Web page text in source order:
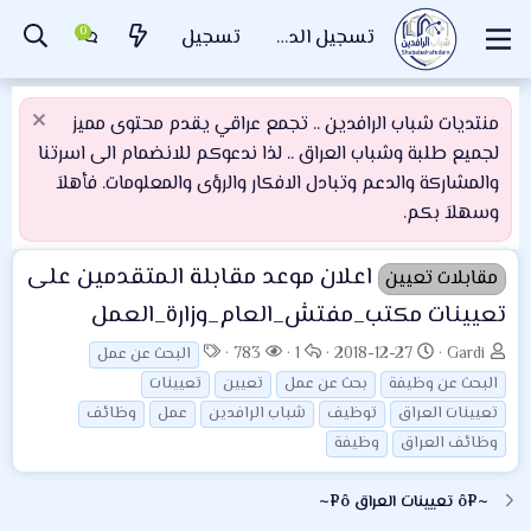
تسجيل الدخول تسجيل
منتديات شباب الرافدين .. تجمع عراقي يقدم محتوى مميز
لجميع طلبة وشباب العراق .. لذا ندعوكم للانضمام الى اسرتنا
والمشاركة والدعم وتبادل الافكار والرؤى والمعلومات. فأهلاَ
وسهلاَ بكم.
مقابلات تعيين اعلان موعد مقابلة المتقدمين على
تعيينات مكتب_مفتش_العام_وزارة_العمل
ب
ا
د
ئ
ا
م
Gardi
ت
ا
ر
ي
خ
ل
2018-12-27
ا
ل
ر
د
1
ا
ل
م
ش
783
ا
ل
و
س
البحث عن عمل
البحث عن وظيفة
بحث عن عمل تعيين
تعيينات
تعيينات العراق
توظيف شباب الرافدين عمل
وظائف
وظائف العراق
وظيفة
~¤ô تعيينات العراق ô¤~